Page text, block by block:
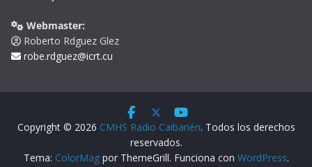
Webmaster:
Roberto Rdguez Glez
robe.rdguez@icrt.cu
Copyright © 2026 CMHS Radio Caibarién. Todos los derechos
reservados.
Tema: ColorMagpor ThemeGrill. Funciona con WordPress.